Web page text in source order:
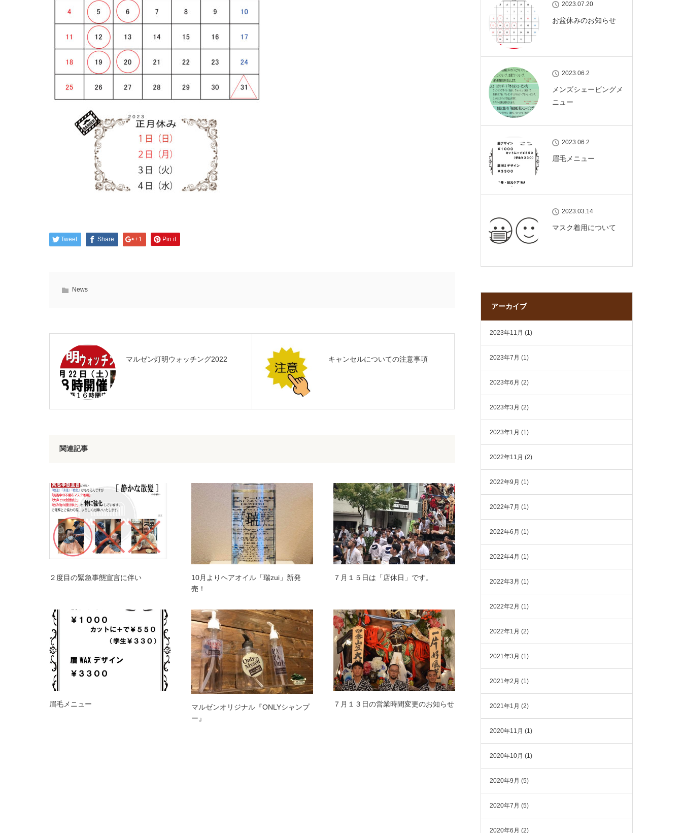
Tweet Share +1 Pin it
News
マルゼン灯明ウォッチング2022 キャンセルについての注意事項
関連記事
２度目の緊急事態宣言に伴い
10月よりヘアオイル「瑞zui」新発
売！
７月１５日は「店休日」です。
眉毛メニュー
マルゼンオリジナル『ONLYシャンプ
ー』
７月１３日の営業時間変更のお知らせ
2023.07.20
お盆休みのお知らせ
2023.06.2
メンズシェービングメ
ニュー
2023.06.2
眉毛メニュー
2023.03.14
マスク着用について
アーカイブ
2023年11月 (1)
2023年7月 (1)
2023年6月 (2)
2023年3月 (2)
2023年1月 (1)
2022年11月 (2)
2022年9月 (1)
2022年7月 (1)
2022年6月 (1)
2022年4月 (1)
2022年3月 (1)
2022年2月 (1)
2022年1月 (2)
2021年3月 (1)
2021年2月 (1)
2021年1月 (2)
2020年11月 (1)
2020年10月 (1)
2020年9月 (5)
2020年7月 (5)
2020年6月 (2)